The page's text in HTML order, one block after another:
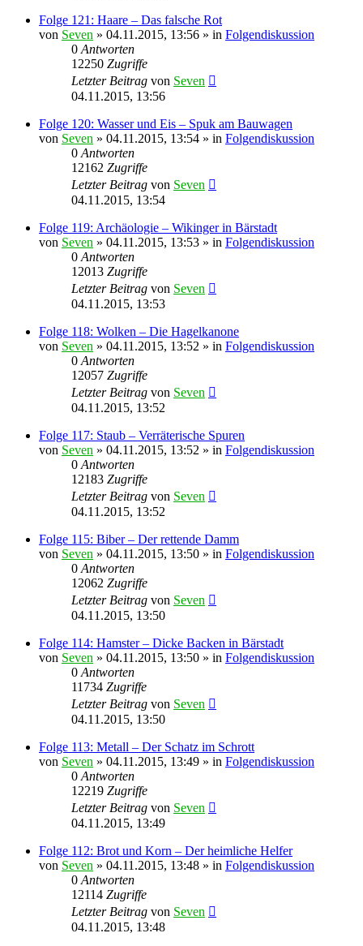
Folge 121: Haare – Das falsche Rot
von Seven » 04.11.2015, 13:56 » in Folgendiskussion
0 Antworten
12250 Zugriffe
Letzter Beitrag von Seven
04.11.2015, 13:56
Folge 120: Wasser und Eis – Spuk am Bauwagen
von Seven » 04.11.2015, 13:54 » in Folgendiskussion
0 Antworten
12162 Zugriffe
Letzter Beitrag von Seven
04.11.2015, 13:54
Folge 119: Archäologie – Wikinger in Bärstadt
von Seven » 04.11.2015, 13:53 » in Folgendiskussion
0 Antworten
12013 Zugriffe
Letzter Beitrag von Seven
04.11.2015, 13:53
Folge 118: Wolken – Die Hagelkanone
von Seven » 04.11.2015, 13:52 » in Folgendiskussion
0 Antworten
12057 Zugriffe
Letzter Beitrag von Seven
04.11.2015, 13:52
Folge 117: Staub – Verräterische Spuren
von Seven » 04.11.2015, 13:52 » in Folgendiskussion
0 Antworten
12183 Zugriffe
Letzter Beitrag von Seven
04.11.2015, 13:52
Folge 115: Biber – Der rettende Damm
von Seven » 04.11.2015, 13:50 » in Folgendiskussion
0 Antworten
12062 Zugriffe
Letzter Beitrag von Seven
04.11.2015, 13:50
Folge 114: Hamster – Dicke Backen in Bärstadt
von Seven » 04.11.2015, 13:50 » in Folgendiskussion
0 Antworten
11734 Zugriffe
Letzter Beitrag von Seven
04.11.2015, 13:50
Folge 113: Metall – Der Schatz im Schrott
von Seven » 04.11.2015, 13:49 » in Folgendiskussion
0 Antworten
12219 Zugriffe
Letzter Beitrag von Seven
04.11.2015, 13:49
Folge 112: Brot und Korn – Der heimliche Helfer
von Seven » 04.11.2015, 13:48 » in Folgendiskussion
0 Antworten
12114 Zugriffe
Letzter Beitrag von Seven
04.11.2015, 13:48